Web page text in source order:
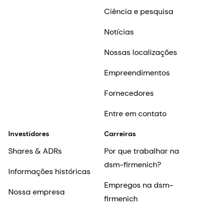
Ciência e pesquisa
Notícias
Nossas localizações
Empreendimentos
Fornecedores
Entre em contato
Investidores
Shares & ADRs
Informações históricas
Nossa empresa
Carreiras
Por que trabalhar na
dsm-firmenich?
Empregos na dsm-
firmenich